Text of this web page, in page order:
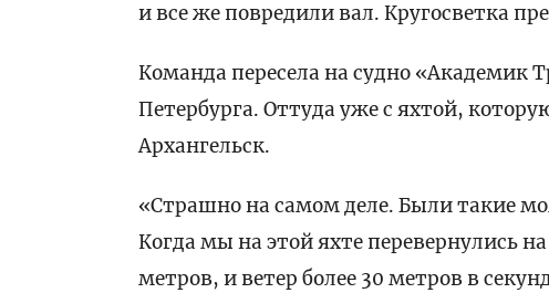
и все же повредили вал. Кругосветка
Команда пересела на судно «Академик
Петербурга. Оттуда уже с яхтой,
Архангельск.
«Страшно на самом деле. Были такие
Когда мы на этой яхте перевернулись
метров, и ветер более 30 метров в